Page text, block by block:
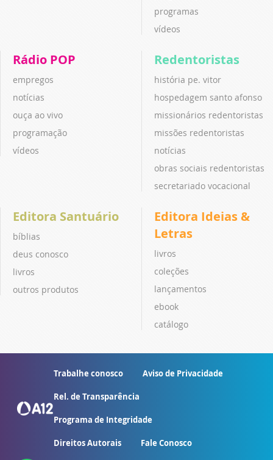
programas
vídeos
Rádio POP
empregos
notícias
ouça ao vivo
programação
vídeos
Redentoristas
história pe. vitor
hospedagem santo afonso
missionários redentoristas
missões redentoristas
notícias
obras sociais redentoristas
secretariado vocacional
Editora Santuário
bíblias
deus conosco
livros
outros produtos
Editora Ideias &
Letras
livros
coleções
lançamentos
ebook
catálogo
Trabalhe conosco Aviso de Privacidade
Rel. de Transparência
Programa de Integridade
Direitos Autorais Fale Conosco